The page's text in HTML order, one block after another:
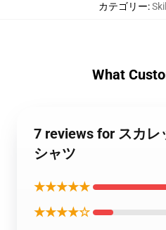
カテゴリー:
What
7 reviews for スカレ
シャツ
★★★★★
★★★★☆